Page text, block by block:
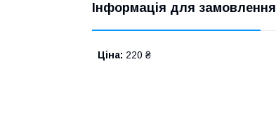
Інформація для замовлення
Ціна: 220 ₴